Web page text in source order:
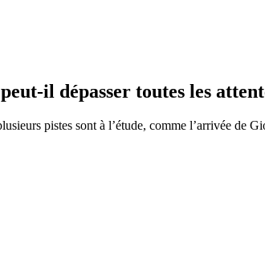
il dépasser toutes les
pistes sont à l’étude, comme l’arrivée